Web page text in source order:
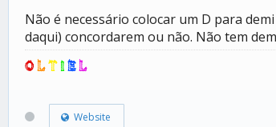
Não é necessário colocar um D para
daqui) concordarem ou não. Não tem
OLTIEL
Website